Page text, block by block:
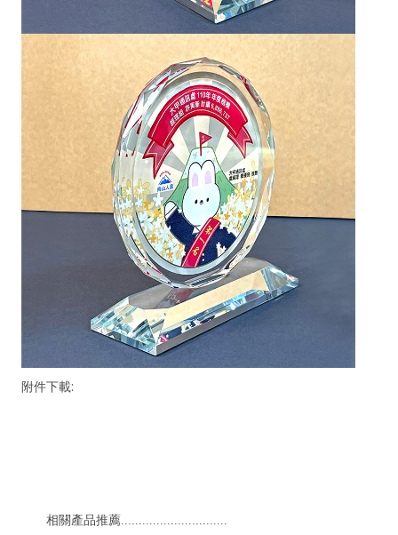
附件下載:
相關產品推薦..............................